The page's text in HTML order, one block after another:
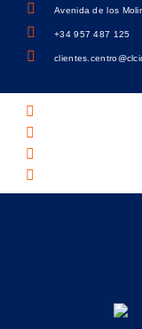
Avenida de los
+34 957 487 125